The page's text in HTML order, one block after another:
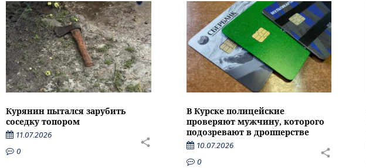
Курянин пытался зарубить
соседку топором
11.07.2026
0
В Курске полицейские
проверяют мужчину, которого
подозревают в дропперстве
10.07.2026
0